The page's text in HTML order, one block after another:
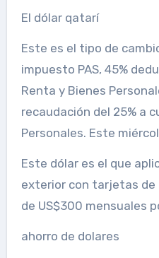
El dólar qatarí
Este es el tipo de
impuesto PAS, 45%
Renta y Bienes
recaudación del 25% a
Personales. Este
Este dólar es el que
exterior con tarjetas de
de US$300 mensuales
ahorro de dolares